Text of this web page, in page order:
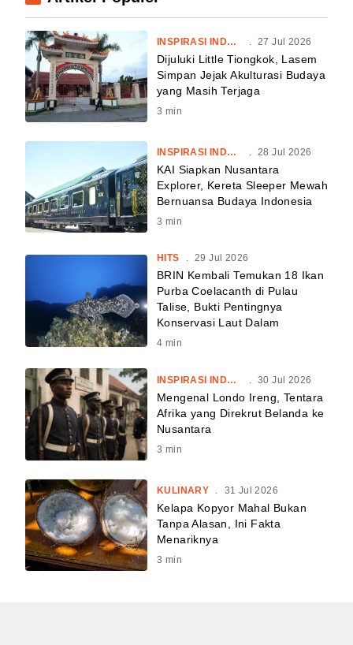
INSPIRASI INDONESIA . 27 Jul 2026
Dijuluki Little Tiongkok, Lasem
Simpan Jejak Akulturasi Budaya
yang Masih Terjaga
3 min
INSPIRASI INDONESIA . 28 Jul 2026
KAI Siapkan Nusantara
Explorer, Kereta Sleeper Mewah
Bernuansa Budaya Indonesia
3 min
HITS . 29 Jul 2026
BRIN Kembali Temukan 18 Ikan
Purba Coelacanth di Pulau
Talise, Bukti Pentingnya
Konservasi Laut Dalam
4 min
INSPIRASI INDONESIA 30 Jul 2026
Mengenal Londo Ireng, Tentara
Afrika yang Direkrut Belanda ke
Nusantara
3 min
KULINARY 31 Jul 2026
Kelapa Kopyor Mahal Bukan
Tanpa Alasan, Ini Fakta
Menariknya
3 min